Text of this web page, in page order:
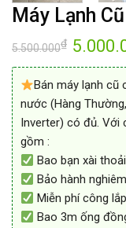
Máy Lạnh
5.500.000₫
Bán máy lạnh cũ
nước (Hàng
Inverter) có đủ. Với
gồm :
Bao bạn xài
Bảo hành
Miễn phí công
Bao 3m ống